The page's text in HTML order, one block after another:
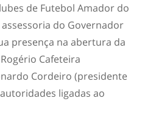
de Futebol Amador do
assessoria do Governador
presença na abertura da
Cafeteira
Cordeiro (presidente
autoridades ligadas ao